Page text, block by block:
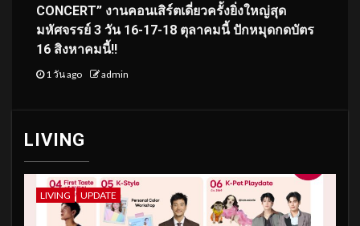
CONCERT” งานคอนเสิร์ตเดี่ยวครั้งยิ่งใหญ่สุด
มหัศจรรย์ 3 วัน 16-17-18 ตุลาคมนี้ ปักหมุดกดบัตร
16 สิงหาคมนี้!!
1 วัน ago admin
LIVING
LIVING UPDATE